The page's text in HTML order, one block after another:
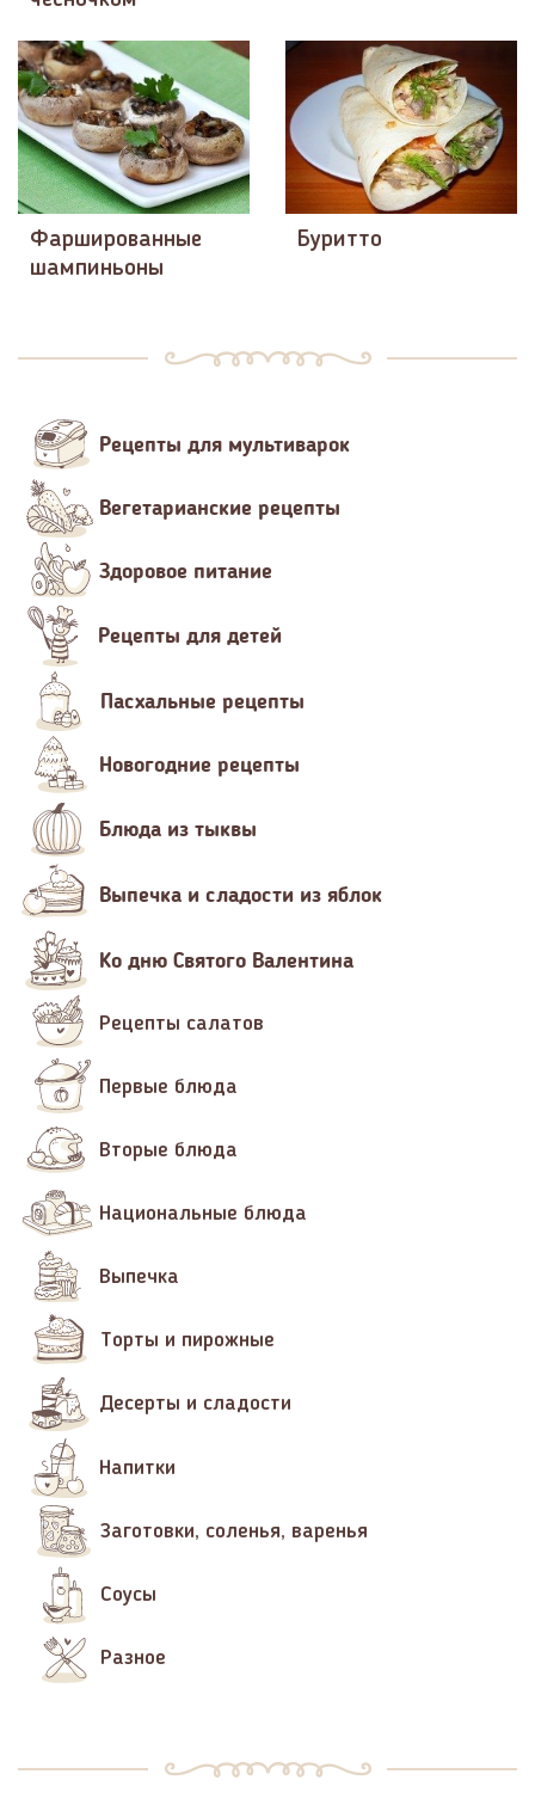
Фаршированные
шампиньоны
Буритто
Рецепты для мультиварок
Вегетарианские рецепты
Здоровое питание
Рецепты для детей
Пасхальные рецепты
Новогодние рецепты
Блюда из тыквы
Выпечка и сладости из яблок
Ко дню Святого Валентина
Рецепты салатов
Первые блюда
Вторые блюда
Национальные блюда
Выпечка
Торты и пирожные
Десерты и сладости
Напитки
Заготовки, соленья, варенья
Соусы
Разное